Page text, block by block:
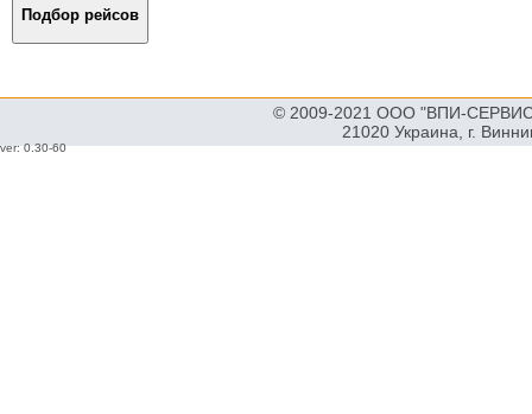
© 2009-2021 ООО "ВПИ-
21020 Украина, г.
ver: 0.30-60